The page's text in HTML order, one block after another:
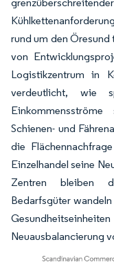
rund um den
von
Logistikzentrum in
verdeutlicht, wie
Schienen- und
die
Einzelhandel seine
Zentren bleiben
Bedarfsgüter
Neuausbalancierung